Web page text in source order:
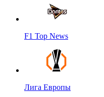
F1 Top News
Лига Европы